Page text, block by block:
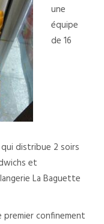
une
équipe
de 16
distribue 2 soirs
et
La Baguette
confinement